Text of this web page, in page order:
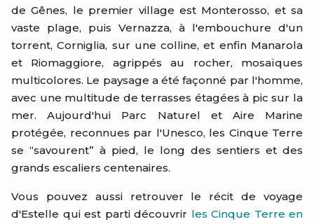
de Gênes, le premier village est Monterosso, et sa
vaste plage, puis Vernazza, à l'embouchure d'un
torrent, Corniglia, sur une colline, et enfin Manarola
et Riomaggiore, agrippés au rocher, mosaïques
multicolores. Le paysage a été façonné par l'homme,
avec une multitude de terrasses étagées à pic sur la
mer. Aujourd'hui Parc Naturel et Aire Marine
protégée, reconnues par l'Unesco, les Cinque Terre
se “savourent” à pied, le long des sentiers et des
grands escaliers centenaires.
Vous pouvez aussi retrouver le récit de voyage
d'Estelle qui est parti découvrir les Cinque Terre en